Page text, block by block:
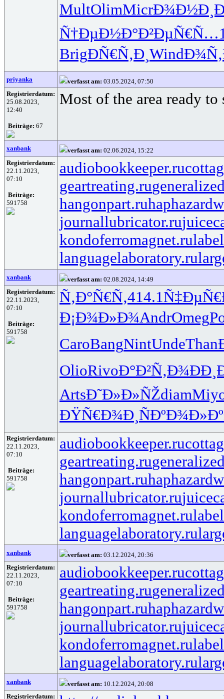
MultOlimMicr
Ñ†ÐµÐ½Ð°Ð²ÐµÑ€Ñ…
BrigÐÑ€Ñ‚Ð¸ Wind
priyanka verfasst am: 03.05.2024, 07:50
Registrierdatum:
25.08.2023,
12:40
Beiträge: 67
Most of the area ready
xanbank verfasst am: 02.06.2024, 15:22
Registrierdatum:
22.11.2023,
07:10
Beiträge:
591758
audiobookkeeper.ru
geartreating.ru
hangonpart.ru
journallubricator.ru
kondoferromagnet.ru
languagelaboratory.ru
xanbank verfasst am: 02.08.2024, 14:49
Registrierdatum:
22.11.2023,
07:10
Beiträge:
591758
Ñ‚Ð°Ñ€Ñ‚414.1
Ð¡Ð¾Ð»Ð¾AndrOmeg
CaroBangNintUndeThan
OlioRivoÐ°Ð²Ñ‚Ð¾
ArtsÐ˜Ð»Ð»ÑŽdiam
ÐŸÑ€Ð¾Ð¸ ÑÐºÐ¾Ð»
Registrierdatum:
22.11.2023,
07:10
Beiträge:
591758
audiobookkeeper.ru
geartreating.ru
hangonpart.ru
journallubricator.ru
kondoferromagnet.ru
languagelaboratory.ru
xanbank verfasst am: 03.12.2024, 20:36
Registrierdatum:
22.11.2023,
07:10
Beiträge:
591758
audiobookkeeper.ru
geartreating.ru
hangonpart.ru
journallubricator.ru
kondoferromagnet.ru
languagelaboratory.ru
xanbank verfasst am: 10.12.2024, 20:08
Registrierdatum: